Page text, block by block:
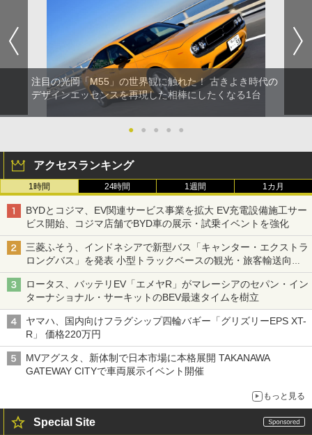
注目の光岡「M55」の世界観に触れた！ 古きよき時代の
デザインエッセンスを再現した相棒にしたくなる1台
● ● ● ● ●
アクセスランキング
1時間 24時間 1週間 1カ月
BYDとコジマ、EV関連サービス事業を拡大 EV充電設備施工サー
ビス開始、コジマ店舗でBYD車の展示・試乗イベントを強化
三菱ふそう、インドネシアで新型バス「キャンター・エクストラ
ロングバス」を発表 小型トラックベースの観光・旅客輸送向け
バス
ロータス、バッテリEV「エメヤR」がマレーシアのセパン・イン
ターナショナル・サーキットのBEV最速タイムを樹立
ヤマハ、国内向けフラグシップ四輪バギー「グリズリーEPS XT-
R」 価格220万円
MVアグスタ、新体制で日本市場に本格展開 TAKANAWA
GATEWAY CITYで車両展示イベント開催
もっと見る
Special Site